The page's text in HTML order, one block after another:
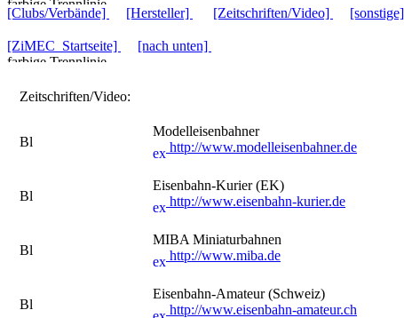
[Clubs/Verbände] [Hersteller] [Zeitschriften/Video] [sonstige]
[ZiMEC_Startseite] [nach unten]
Zeitschriften/Video:
Modelleisenbahner
http://www.modelleisenbahner.de
Eisenbahn-Kurier (EK)
http://www.eisenbahn-kurier.de
MIBA Miniaturbahnen
http://www.miba.de
Eisenbahn-Amateur (Schweiz)
http://www.eisenbahn-amateur.ch